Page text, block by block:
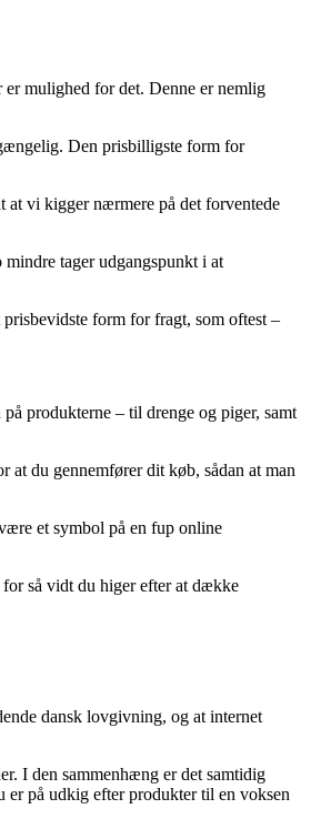
mulighed for det. Denne er nemlig
Den prisbilligste form for
vi kigger nærmere på det forventede
tager udgangspunkt i at
form for fragt, som oftest –
produkterne – til drenge og piger, samt
du gennemfører dit køb, sådan at man
et symbol på en fup online
så vidt du higer efter at dække
dansk lovgivning, og at internet
I den sammenhæng er det samtidig
er på udkig efter produkter til en voksen